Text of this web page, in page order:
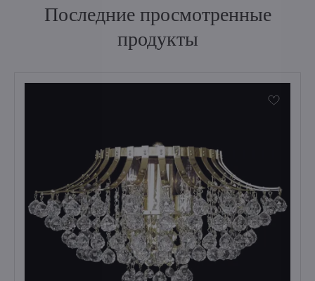
Последние просмотренные
продукты